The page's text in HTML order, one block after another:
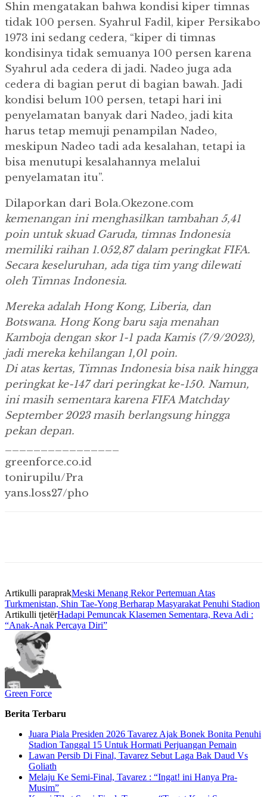
Shin mengatakan bahwa kondisi kiper timnas
tidak 100 persen. Syahrul Fadil, kiper Persikabo
1973 ini sedang cedera, “kiper di timnas
kondisinya tidak semuanya 100 persen karena
Syahrul ada cedera di jadi. Nadeo juga ada
cedera di bagian perut di bagian bawah. Jadi
kondisi belum 100 persen, tetapi hari ini
penyelamatan banyak dari Nadeo, jadi kita
harus tetap memuji penampilan Nadeo,
meskipun Nadeo tadi ada kesalahan, tetapi ia
bisa menutupi kesalahannya melalui
penyelamatan itu”.
Dilaporkan dari Bola.Okezone.com
kemenangan ini menghasilkan tambahan 5,41
poin untuk skuad Garuda, timnas Indonesia
memiliki raihan 1.052,87 dalam peringkat FIFA.
Secara keseluruhan, ada tiga tim yang dilewati
oleh Timnas Indonesia.
Mereka adalah Hong Kong, Liberia, dan
Botswana. Hong Kong baru saja menahan
Kamboja dengan skor 1-1 pada Kamis (7/9/2023),
jadi mereka kehilangan 1,01 poin.
Di atas kertas, Timnas Indonesia bisa naik hingga
peringkat ke-147 dari peringkat ke-150. Namun,
ini masih sementara karena FIFA Matchday
September 2023 masih berlangsung hingga
pekan depan.
greenforce.co.id
tonirupilu/Pra
yans.loss27/pho
Artikulli paraprakMeski Menang Rekor Pertemuan Atas
Turkmenistan, Shin Tae-Yong Berharap Masyarakat Penuhi Stadion
Artikulli tjetërHadapi Pemuncak Klasemen Sementara, Reva Adi :
“Anak-Anak Percaya Diri”
Green Force
Berita Terbaru
Juara Piala Presiden 2026 Tavarez Ajak Bonek Bonita Penuhi
Stadion Tanggal 15 Untuk Hormati Perjuangan Pemain
Lawan Persib Di Final, Tavarez Sebut Laga Bak Daud Vs
Goliath
Melaju Ke Semi-Final, Tavarez : “Ingat! ini Hanya Pra-
Musim”